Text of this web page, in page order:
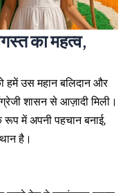
का महत्व,
हमें उस महान बलिदान और
शासन से आज़ादी मिली।
में अपनी पहचान बनाई,
है।